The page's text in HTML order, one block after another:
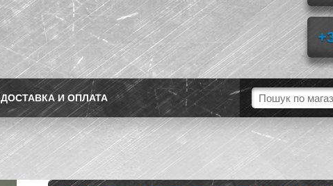
ДОСТАВКА И ОПЛАТА